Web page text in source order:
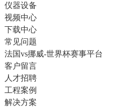
仪器设备
视频中心
下载中心
常见问题
法国vs挪威-世界杯赛事平台
客户留言
人才招聘
工程案例
解决方案